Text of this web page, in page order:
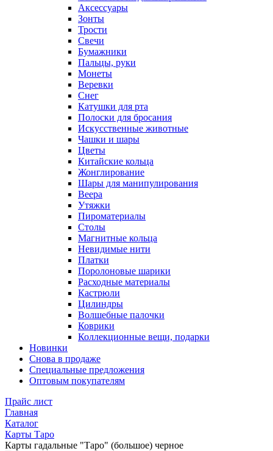
Аксессуары
Зонты
Трости
Свечи
Бумажники
Пальцы, руки
Монеты
Веревки
Снег
Катушки для рта
Полоски для бросания
Искусственные животные
Чашки и шары
Цветы
Китайские кольца
Жонглирование
Шары для манипулирования
Веера
Утяжки
Пироматериалы
Столы
Магнитные кольца
Невидимые нити
Платки
Поролоновые шарики
Расходные материалы
Кастрюли
Цилиндры
Волшебные палочки
Коврики
Коллекционные вещи, подарки
Новинки
Снова в продаже
Специальные предложения
Оптовым покупателям
Прайс лист
Главная
Каталог
Карты Таро
Карты гадальные "Таро" (большое) черное